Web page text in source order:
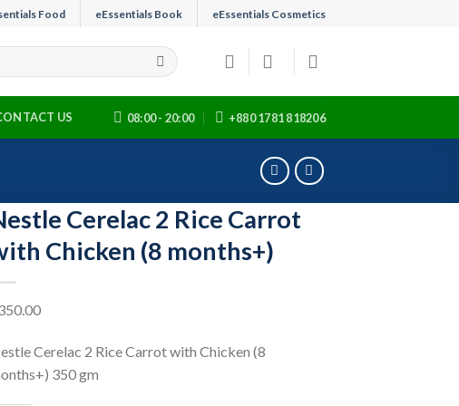
Food eEssentials Book eEssentials Cosmetics
US 08:00 - 20:00 +880 1781 818206
Cerelac 2 Rice Carrot
Chicken (8 months+)
Cerelac 2 Rice Carrot with Chicken (8
350 gm